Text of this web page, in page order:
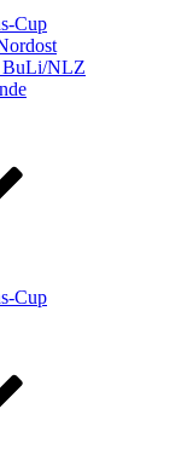
Cup
BuLi/NLZ
Cup